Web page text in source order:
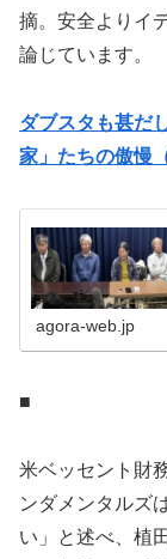
摘。安全よりイ
論じています。
ダブスタも甚だ
家」たちの傲慢
agora-web.jp
■
米ベッセント財
ンダメンタルズ
い」と述べ、植